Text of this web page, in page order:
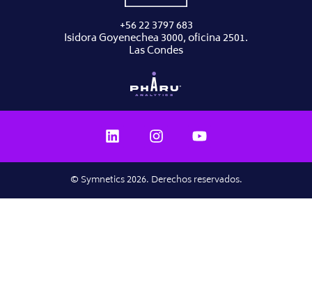
+56 22 3797 683
Isidora Goyenechea 3000, oficina 2501.
Las Condes
© Symnetics 2026. Derechos reservados.